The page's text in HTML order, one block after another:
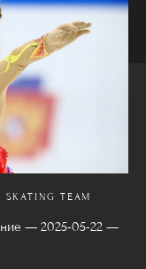
SKATING TEAM
— 2025-05-22 —